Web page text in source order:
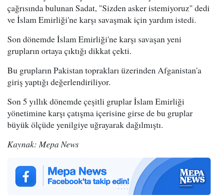
çağrısında bulunan Sadat, "Sizden asker istemiyoruz" dedi
ve İslam Emirliği'ne karşı savaşmak için yardım istedi.
Son dönemde İslam Emirliği'ne karşı savaşan yeni
grupların ortaya çıktığı dikkat çekti.
Bu grupların Pakistan toprakları üzerinden Afganistan'a
giriş yaptığı değerlendiriliyor.
Son 5 yıllık dönemde çeşitli gruplar İslam Emirliği
yönetimine karşı çatışma içerisine girse de bu gruplar
büyük ölçüde yenilgiye uğrayarak dağılmıştı.
Kaynak: Mepa News